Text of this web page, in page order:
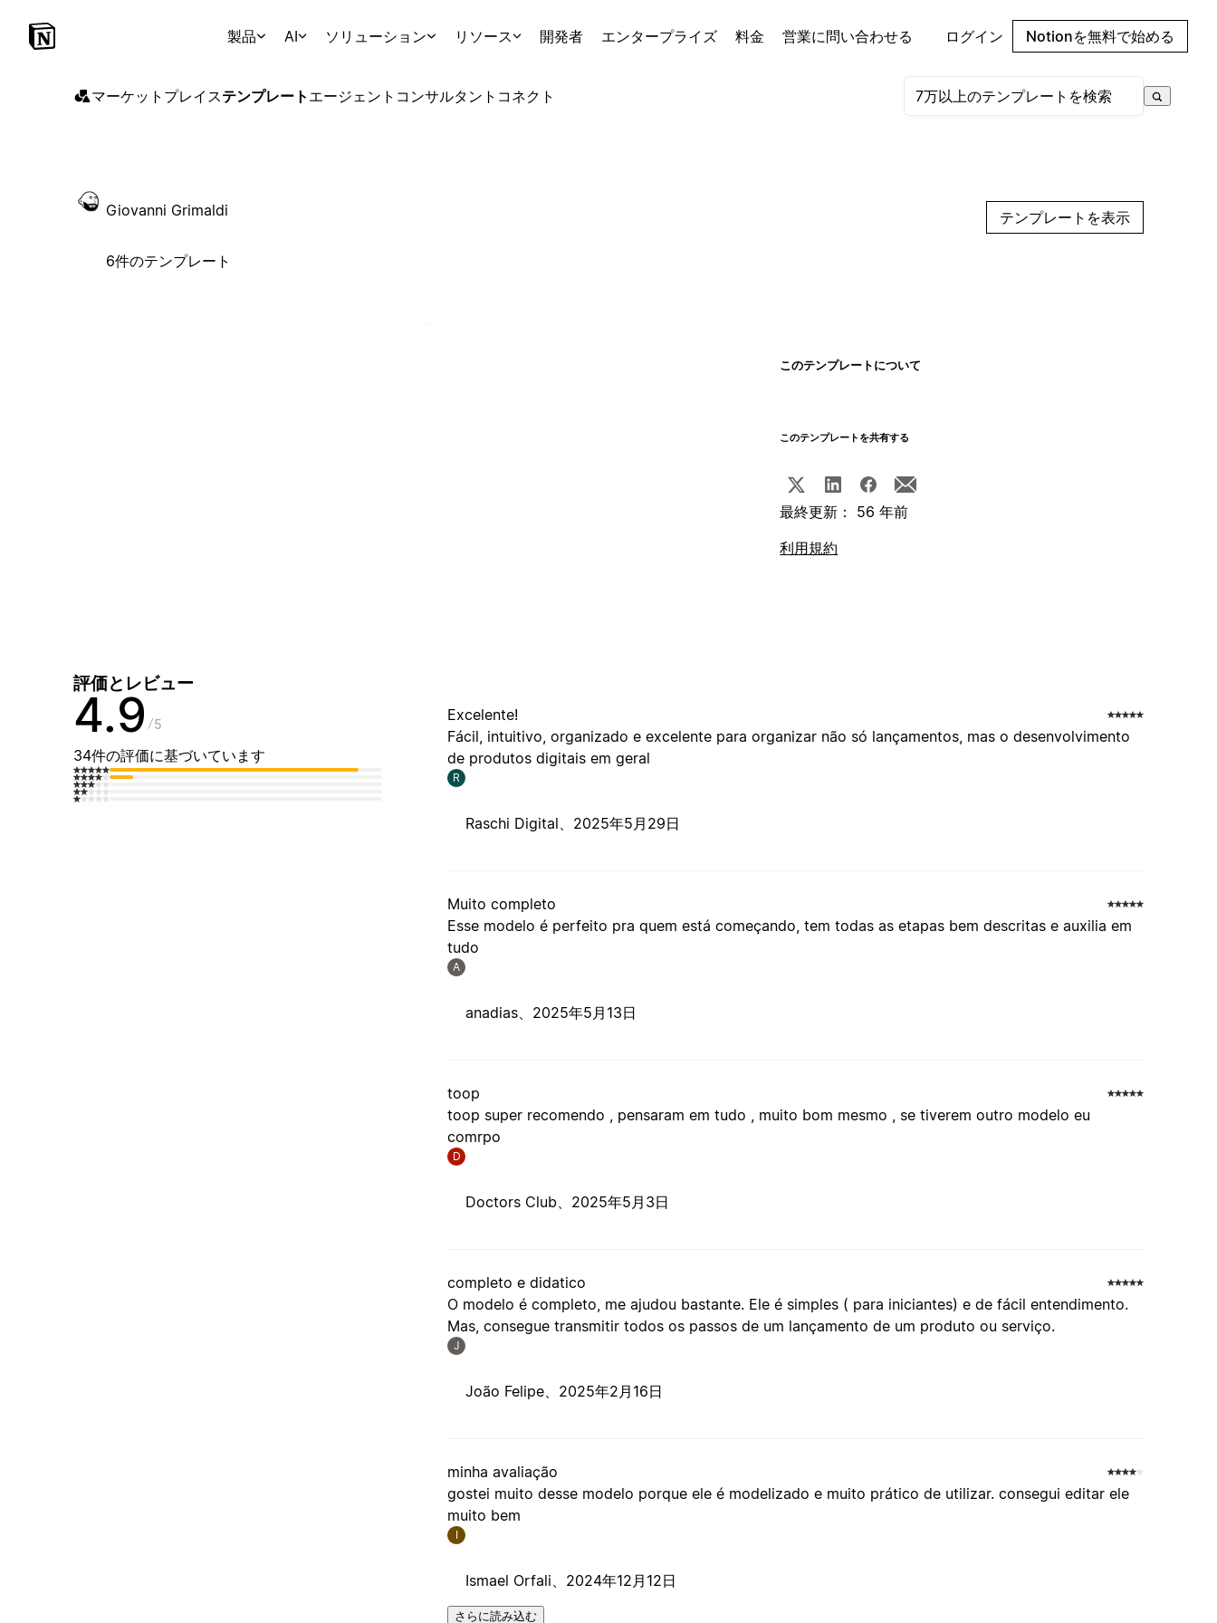
製品 AI ソリューション リソース 開発者 エンタープライズ 料金 営業に問い合わせる ログイン Notionを無料で始める
マーケットプレイステンプレート エージェント コンサルタント コネクト
Giovanni Grimaldi
6件のテンプレート
テンプレートを表示
このテンプレートについて
このテンプレートを共有する
最終更新： 56 年前
利用規約
評価とレビュー
4.9 5
34件の評価に基づいています
Excelente!
Fácil, intuitivo, organizado e excelente para organizar não só lançamentos, mas o desenvolvimento
de produtos digitais em geral
R
Raschi Digital、 2025年5月29日
Muito completo
Esse modelo é perfeito pra quem está começando, tem todas as etapas bem descritas e auxilia em
tudo
A
anadias、 2025年5月13日
toop
toop super recomendo , pensaram em tudo , muito bom mesmo , se tiverem outro modelo eu
comrpo
D
Doctors Club、 2025年5月3日
completo e didatico
O modelo é completo, me ajudou bastante. Ele é simples ( para iniciantes) e de fácil entendimento.
Mas, consegue transmitir todos os passos de um lançamento de um produto ou serviço.
J
João Felipe、 2025年2月16日
minha avaliação
gostei muito desse modelo porque ele é modelizado e muito prático de utilizar. consegui editar ele
muito bem
I
Ismael Orfali、 2024年12月12日
さらに読み込む